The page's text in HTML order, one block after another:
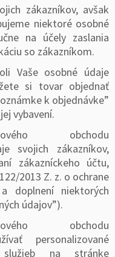
zákazníkov, avšak
niektoré osobné
na účely zaslania
so zákazníkom.
Vaše osobné údaje
si tovar objednať
k objednávke”
vybavení.
obchodu
svojich zákazníkov,
zákazníckeho účtu,
2013 Z. z. o ochrane
doplnení niektorých
údajov”).
obchodu
personalizované
služieb na stránke